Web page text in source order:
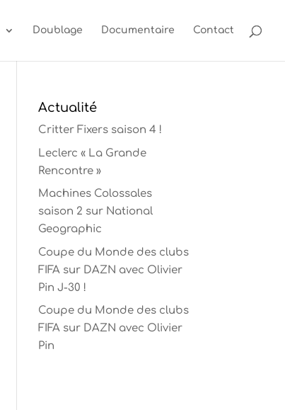
Doublage Documentaire Contact
Actualité
Critter Fixers saison 4 !
Leclerc « La Grande
Rencontre »
Machines Colossales
saison 2 sur National
Geographic
Coupe du Monde des clubs
FIFA sur DAZN avec Olivier
Pin J-30 !
Coupe du Monde des clubs
FIFA sur DAZN avec Olivier
Pin